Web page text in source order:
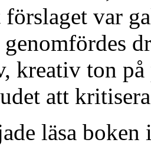
var
kreativ ton
att
läsa